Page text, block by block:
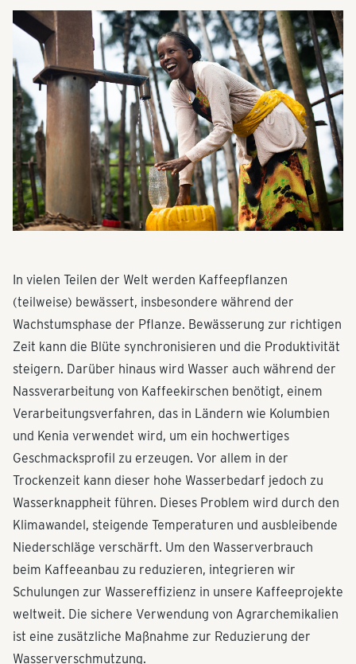
In vielen Teilen der Welt werden Kaffeepflanzen
(teilweise) bewässert, insbesondere während der
Wachstumsphase der Pflanze. Bewässerung zur richtigen
Zeit kann die Blüte synchronisieren und die Produktivität
steigern. Darüber hinaus wird Wasser auch während der
Nassverarbeitung von Kaffeekirschen benötigt, einem
Verarbeitungsverfahren, das in Ländern wie Kolumbien
und Kenia verwendet wird, um ein hochwertiges
Geschmacksprofil zu erzeugen. Vor allem in der
Trockenzeit kann dieser hohe Wasserbedarf jedoch zu
Wasserknappheit führen. Dieses Problem wird durch den
Klimawandel, steigende Temperaturen und ausbleibende
Niederschläge verschärft. Um den Wasserverbrauch
beim Kaffeeanbau zu reduzieren, integrieren wir
Schulungen zur Wassereffizienz in unsere Kaffeeprojekte
weltweit. Die sichere Verwendung von Agrarchemikalien
ist eine zusätzliche Maßnahme zur Reduzierung der
Wasserverschmutzung.